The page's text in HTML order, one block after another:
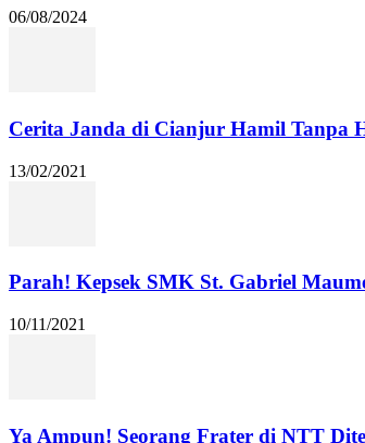
06/08/2024
Cerita Janda di Cianjur Hamil Tanpa
13/02/2021
Parah! Kepsek SMK St. Gabriel
10/11/2021
Ya Ampun! Seorang Frater di NTT